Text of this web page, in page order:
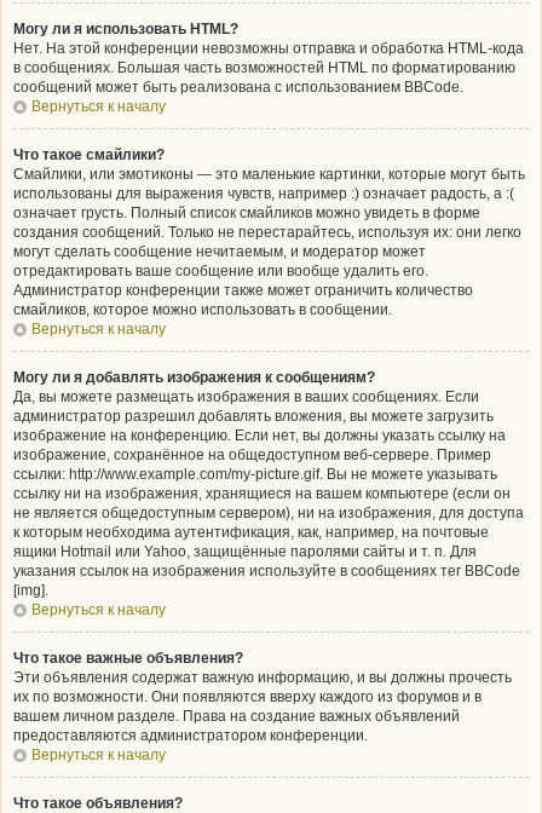
Могу ли я использовать HTML?
Нет. На этой конференции невозможны отправка и обработка HTML-кода
в сообщениях. Большая часть возможностей HTML по форматированию
сообщений может быть реализована с использованием BBCode.
Вернуться к началу
Что такое смайлики?
Смайлики, или эмотиконы — это маленькие картинки, которые могут быть
использованы для выражения чувств, например :) означает радость, а :(
означает грусть. Полный список смайликов можно увидеть в форме
создания сообщений. Только не перестарайтесь, используя их: они легко
могут сделать сообщение нечитаемым, и модератор может
отредактировать ваше сообщение или вообще удалить его.
Администратор конференции также может ограничить количество
смайликов, которое можно использовать в сообщении.
Вернуться к началу
Могу ли я добавлять изображения к сообщениям?
Да, вы можете размещать изображения в ваших сообщениях. Если
администратор разрешил добавлять вложения, вы можете загрузить
изображение на конференцию. Если нет, вы должны указать ссылку на
изображение, сохранённое на общедоступном веб-сервере. Пример
ссылки: http://www.example.com/my-picture.gif. Вы не можете указывать
ссылку ни на изображения, хранящиеся на вашем компьютере (если он
не является общедоступным сервером), ни на изображения, для доступа
к которым необходима аутентификация, как, например, на почтовые
ящики Hotmail или Yahoo, защищённые паролями сайты и т. п. Для
указания ссылок на изображения используйте в сообщениях тег BBCode
[img].
Вернуться к началу
Что такое важные объявления?
Эти объявления содержат важную информацию, и вы должны прочесть
их по возможности. Они появляются вверху каждого из форумов и в
вашем личном разделе. Права на создание важных объявлений
предоставляются администратором конференции.
Вернуться к началу
Что такое объявления?